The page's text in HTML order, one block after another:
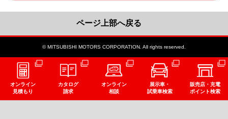
ページ上部へ戻る
© MITSUBISHI MOTORS CORPORATION. All rights reserved.
オンライン
見積もり
カタログ
請求
オンライン
相談
展示車・
試乗車検索
販売店・充電
ポイント検索